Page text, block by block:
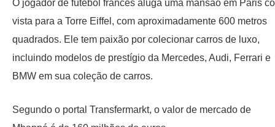
O jogador de futebol francês aluga uma mansão em Paris
vista para a Torre Eiffel, com aproximadamente 600 metros
quadrados. Ele tem paixão por colecionar carros de luxo,
incluindo modelos de prestígio da Mercedes, Audi, Ferrari e
BMW em sua coleção de carros.
Segundo o portal Transfermarkt, o valor de mercado de